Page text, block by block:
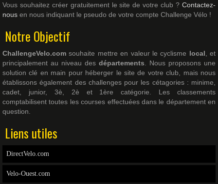
Vous souhaitez créer gratuitement le site de votre club ? Contactez-
nous en nous indiquant le pseudo de votre compte Challenge Vélo !
Notre Objectif
ChallengeVelo.com souhaite mettre en valeur le cyclisme local, et
principalement au niveau des départements. Nous proposons une
solution clé en main pour héberger le site de votre club, mais nous
établissons également des challenges pour les cétagories : minime,
cadet, junior, 3è, 2è et 1ère catégorie. Les classements
comptabilisent toutes les courses effectuées dans le département en
question.
Liens utiles
DirectVelo.com
Velo-Ouest.com